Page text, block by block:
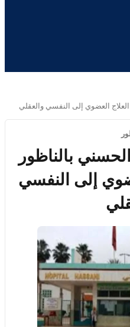
العضوي إلى النفسي والعقلي
بالناظور
إلى النفسي